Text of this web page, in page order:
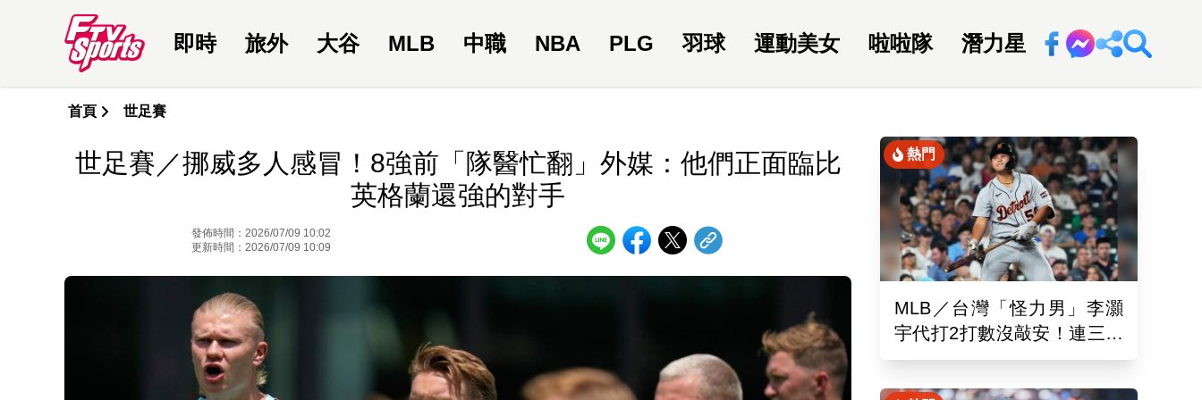
即時 旅外 大谷 MLB 中職 NBA PLG 羽球 運動美女 啦啦隊 潛力星 回新聞網
首頁 世足賽
世足賽／挪威多人感冒！8強前「隊醫忙翻」外媒：他們正面臨比
英格蘭還強的對手
發佈時間：2026/07/09 10:02
更新時間：2026/07/09 10:09
熱門
MLB／台灣「怪力男」李灝
宇代打2打數沒敲安！連三場
坐板凳 老虎11:0完封水手